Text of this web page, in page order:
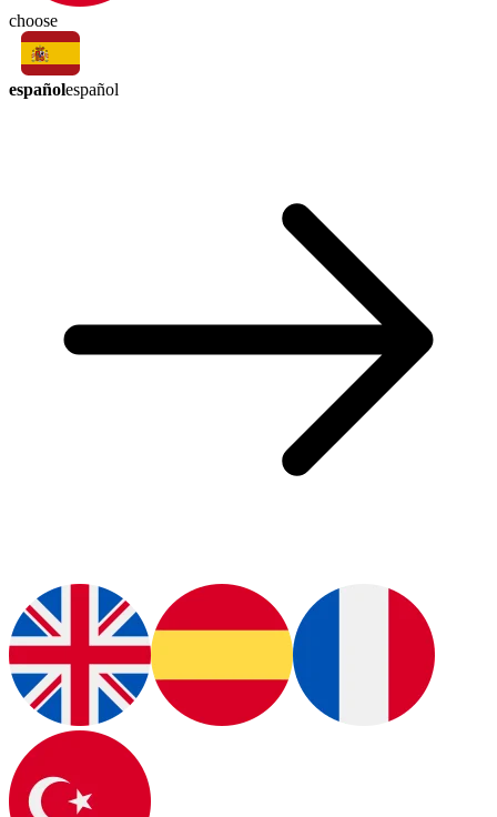
choose
españolespañol